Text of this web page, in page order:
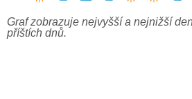
Graf zobrazuje nejvyšší a nejnižší
příštích dnů.